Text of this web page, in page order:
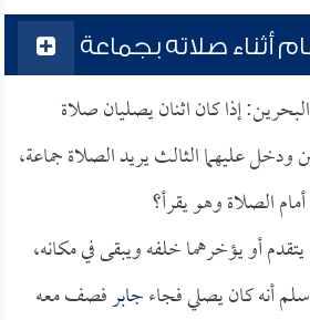
أثناء صلاته بجماعة
إذا كان اثنان يصليان صلاة
ودخل عليهما الثالث يريد الصلاة جماعة،
الصلاة وهو يقرأ؟
أو يؤخرهما خلفه ويبقى في مكانه،
أنه كان يصلي فجاءجابرفصف معه